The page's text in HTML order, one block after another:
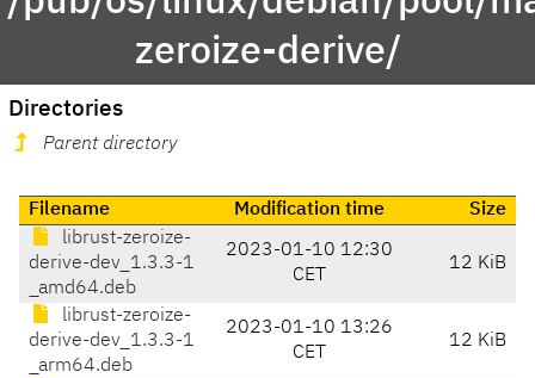
zeroize-derive/
Directories
Parent directory
Filename Modification time
Size
librust-zeroize-
derive-dev_1.3.3-1
_amd64.deb
2023-01-10 12:30
CET
12 KiB
librust-zeroize-
derive-dev_1.3.3-1
_arm64.deb
2023-01-10 13:26
CET
12 KiB